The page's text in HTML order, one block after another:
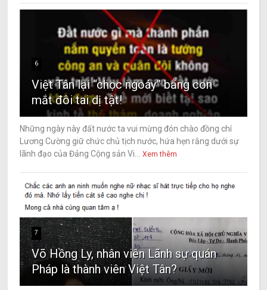
6
Việt Tân lại “chọc ngoáy” bằng con
mắt đôi tai dị tật!
Những ngày này đất nước ta vui mừng đón chào đồng chí
Lương Cường giữ chức chủ tịch nước, hứa hẹn rằng dưới sự
lãnh đạo của Đảng Cộng sản Vi... Xem thêm
7
Võ Hồng Ly, nhân viên Lãnh sự quán
Pháp là thành viên Việt Tân?